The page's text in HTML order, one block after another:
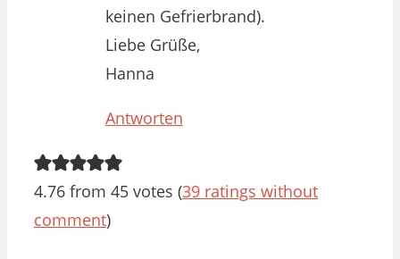
keinen Gefrierbrand).
Liebe Grüße,
Hanna
Antworten
4.76 from 45 votes (39 ratings without
comment)